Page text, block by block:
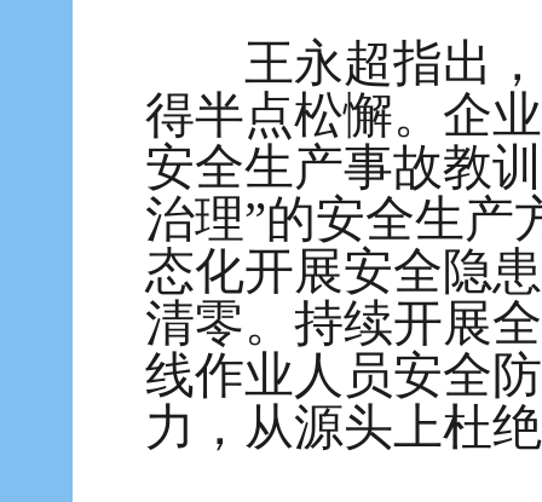
王永超指出，
得半点松懈。企
安全生产事故教
治理”的安全生产
态化开展安全隐
清零。持续开展
线作业人员安全
力，从源头上杜